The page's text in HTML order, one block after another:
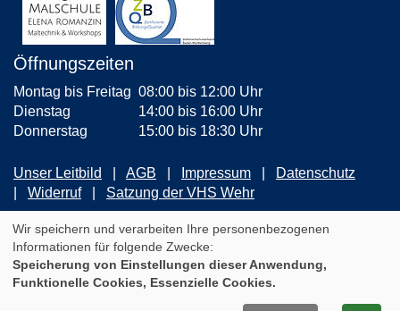
Öffnungszeiten
Montag bis Freitag 08:00 bis 12:00 Uhr
Dienstag
14:00 bis 16:00 Uhr
Donnerstag
15:00 bis 18:30 Uhr
Unser Leitbild AGB Impressum
Datenschutz
Widerruf
Satzung der VHS Wehr
ZUM NEWSLETTER ANMELDEN
Cookie Einstellungen
Wir speichern und verarbeiten Ihre personenbezogenen
Informationen für folgende Zwecke:
Speicherung von Einstellungen dieser Anwendung,
Funktionelle Cookies, Essenzielle Cookies.